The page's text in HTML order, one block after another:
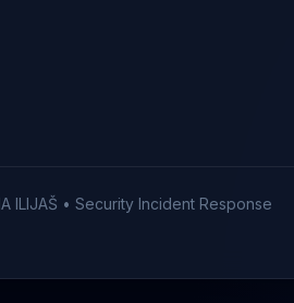
ILIJAŠ • Security Incident Response